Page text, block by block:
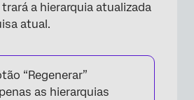
a hierarquia atualizada
atual.
“Regenerar”
as hierarquias